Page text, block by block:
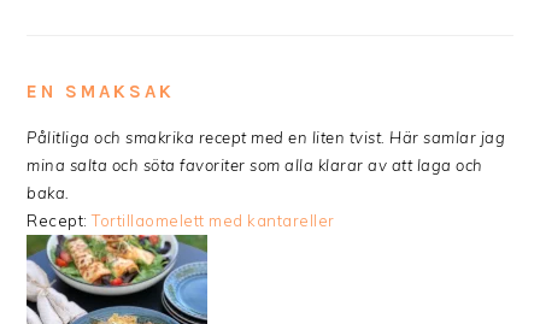
EN SMAKSAK
Pålitliga och smakrika recept med en liten tvist. Här samlar jag
mina salta och söta favoriter som alla klarar av att laga och
baka.
Recept:Tortillaomelett med kantareller